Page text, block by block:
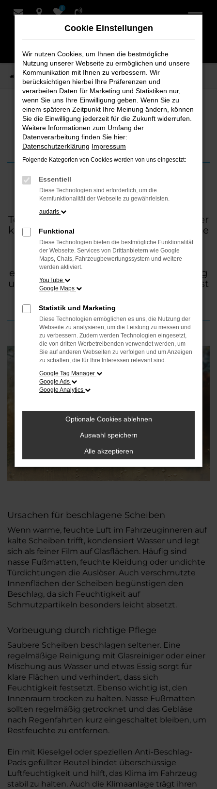
Zum
0
Startseite News Mit klarer Sicht durch den Herbst
Mit klarer Sicht durch den Herbst
So bleiben Scheiben frei von Beschlag
14. November 2025
Temperaturschwankungen sorgen in der
kühlen Jahreszeit häufig für beschlagene
Autoscheiben. Eingeschränkte
Sichtverhältnisse sind nicht nur lästig,
sondern erhöhen das Unfallrisiko
erheblich. Mit der richtigen Vorbereitung
und einigen einfachen Maßnahmen lässt
sich das Risiko deutlich reduzieren.
Ursachen für beschlagene Scheiben
Wenn warme, feuchte Luft im Fahrzeuginneren auf
kalte Scheiben trifft, kondensiert Wasser und legt
sich als feiner Film auf Glasflächen. Häufig sind
nasse Fußmatten, feuchte Kleidung oder undichte
Türdichtungen die Auslöser. Auch verschmutzte
Innenflächen der Scheiben begünstigen den
Beschlag, da sich Feuchtigkeit auf
Schmutzpartikeln besonders leicht absetzt.
Vorbeugung durch richtige Pflege
Saubere Scheiben beschlagen seltener. Eine
regelmäßige Reinigung mit Glasreiniger oder einer
Mischung aus Wasser und etwas Essig sorgt für
klare Flächen und verhindert, dass sich
Feuchtigkeit festsetzt. Ebenso wichtig ist, den
Innenraum trocken zu halten. Nasse Fußmatten
sollten regelmäßig getrocknet und das Gebläse
nach Regenfahrten kurz eingeschaltet bleiben, um
Restfeuchte zu entfernen.
Ein mit Kieselgel oder speziellen Anti-Beschlag-
Pads gefüllter Beutel bindet überschüssige
Luftfeuchtigkeit und hilft, das Klima im Fahrzeug
stabil zu halten. Auch die Klimaanlage trägt ihren
Cookie Einstellungen
Wir nutzen Cookies, um Ihnen die bestmögliche
Nutzung unserer Webseite zu ermöglichen und unsere
Kommunikation mit Ihnen zu verbessern. Wir
berücksichtigen hierbei Ihre Präferenzen und
verarbeiten Daten für Marketing und Statistiken nur,
wenn Sie uns Ihre Einwilligung geben. Wenn Sie zu
einem späteren Zeitpunkt Ihre Meinung ändern, können
Sie die Einwilligung jederzeit für die Zukunft widerrufen.
Weitere Informationen zum Umfang der
Datenverarbeitung finden Sie hier:
Datenschutzerklärung Impressum
Folgende Kategorien von Cookies werden von uns eingesetzt:
Essentiell
Diese Technologien sind erforderlich, um die
Kernfunktionalität der Webseite zu gewährleisten.
audaris
Funktional
Diese Technologien bieten die bestmögliche Funktionalität
der Webseite. Services von Drittanbietern wie Google
Maps, Chats, Fahrzeugbewertungssystem und weitere
werden aktiviert.
YouTube
Google Maps
Statistik und Marketing
Diese Technologien ermöglichen es uns, die Nutzung der
Webseite zu analysieren, um die Leistung zu messen und
zu verbessern. Zudem werden Technologien eingesetzt,
die von dritten Werbetreibenden verwendet werden, um
Sie auf anderen Webseiten zu verfolgen und um Anzeigen
zu schalten, die für Ihre Interessen relevant sind.
Google Tag Manager
Google Ads
Google Analytics
Optionale Cookies ablehnen
Auswahl speichern
Alle akzeptieren